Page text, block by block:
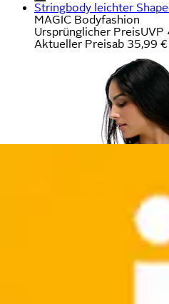
Stringbody leichter
MAGIC Bodyfashion
Ursprünglicher PreisUVP
Aktueller Preisab 35,99 €